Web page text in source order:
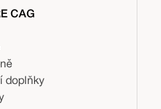
CAG
doplňky